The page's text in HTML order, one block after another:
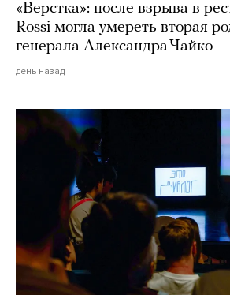
«Верстка»: после взрыва в
Rossi могла умереть вторая
генерала Александра Чайко
день назад